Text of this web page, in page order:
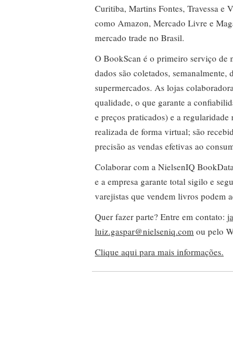
Curitiba, Martins Fontes, Travessa e
como Amazon, Mercado Livre e
mercado trade no Brasil.
O BookScan é o primeiro serviço de
dados são coletados,
supermercados. As lojas
qualidade, o que garante a
e preços praticados) e a
realizada de forma virtual; são
precisão as vendas efetivas ao
Colaborar com a NielsenIQ
e a empresa garante total sigilo e
varejistas que vendem livros podem
Quer fazer parte? Entre em contato:
luiz.gaspar@nielseniq.com ou pelo
Clique aqui para mais informações.